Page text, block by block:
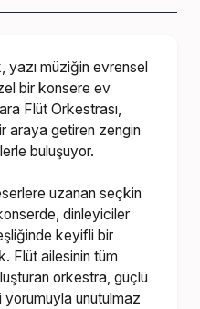
yazı müziğin evrensel
bir konsere ev
Flüt Orkestrası,
araya getiren zengin
buluşuyor.
uzanan seçkin
dinleyiciler
keyifli bir
Flüt ailesinin tüm
orkestra, güçlü
unutulmaz